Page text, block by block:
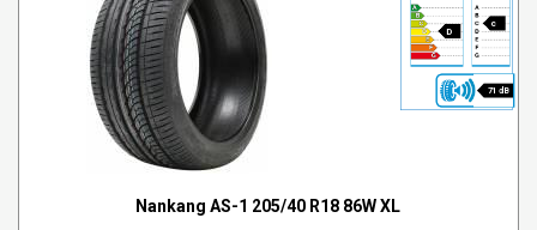
D
c
71 dB
Nankang AS-1 205/40 R18 86W XL